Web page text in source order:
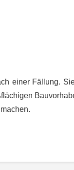
einer Fällung.